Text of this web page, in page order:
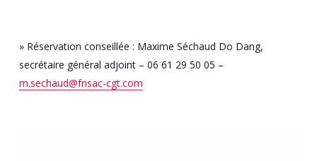
» Réservation conseillée : Maxime Séchaud Do Dang,
secrétaire général adjoint – 06 61 29 50 05 –
m.sechaud@fnsac-cgt.com